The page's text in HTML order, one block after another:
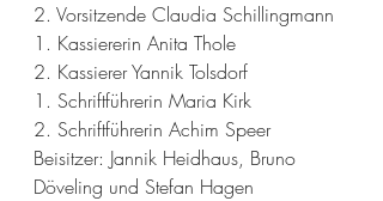
2. Vorsitzende Claudia Schillingmann
1. Kassiererin Anita Thole
2. Kassierer Yannik Tolsdorf
1. Schriftführerin Maria Kirk
2. Schriftführerin Achim Speer
Beisitzer: Jannik Heidhaus, Bruno
Döveling und Stefan Hagen